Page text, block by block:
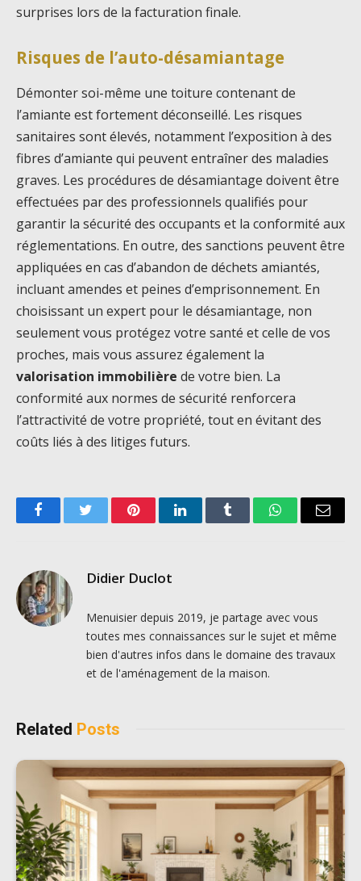
surprises lors de la facturation finale.
Risques de l’auto-désamiantage
Démonter soi-même une toiture contenant de
l’amiante est fortement déconseillé. Les risques
sanitaires sont élevés, notamment l’exposition à des
fibres d’amiante qui peuvent entraîner des maladies
graves. Les procédures de désamiantage doivent être
effectuées par des professionnels qualifiés pour
garantir la sécurité des occupants et la conformité aux
réglementations. En outre, des sanctions peuvent être
appliquées en cas d’abandon de déchets amiantés,
incluant amendes et peines d’emprisonnement. En
choisissant un expert pour le désamiantage, non
seulement vous protégez votre santé et celle de vos
proches, mais vous assurez également la
valorisation immobilière de votre bien. La
conformité aux normes de sécurité renforcera
l’attractivité de votre propriété, tout en évitant des
coûts liés à des litiges futurs.
FacebookTwitter PinterestLinkedInTumblr WhatsAppEmail
Didier Duclot
Menuisier depuis 2019, je partage avec vous
toutes mes connaissances sur le sujet et même
bien d'autres infos dans le domaine des travaux
et de l'aménagement de la maison.
Related Posts